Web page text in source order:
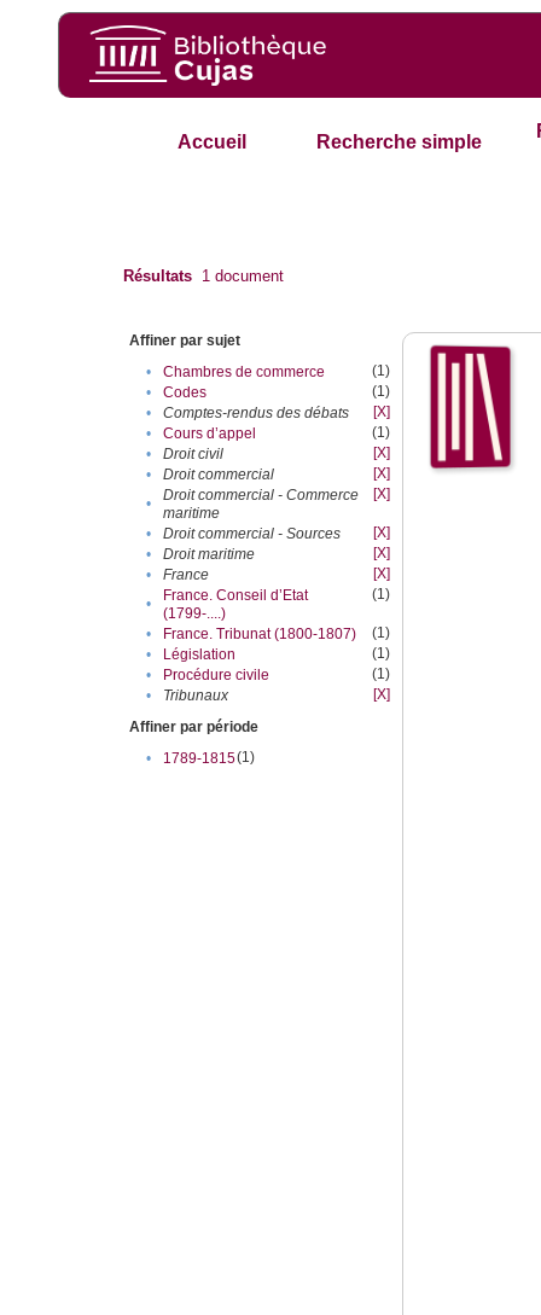
Accueil Recherche simple
Résultats 1 document
Affiner par sujet
•
Chambres de commerce
(1)
•
Codes
(1)
•
Comptes-rendus des débats
[X]
•
Cours d’appel
(1)
•
Droit civil
[X]
•
Droit commercial
[X]
•
Droit commercial - Commerce
maritime
[X]
• Droit commercial - Sources
[X]
•
Droit maritime
[X]
•
France
[X]
•
France. Conseil d’Etat
(1799-....)
(1)
• France. Tribunat (1800-1807)
(1)
•
Législation
(1)
•
Procédure civile
(1)
•
Tribunaux
[X]
Affiner par période
•
1789-1815(1)